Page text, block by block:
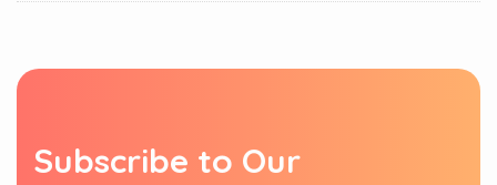
Subscribe to Our